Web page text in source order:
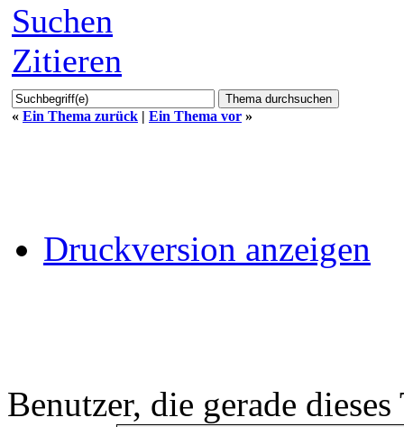
Suchen
Zitieren
« Ein Thema zurück | Ein Thema vor »
Druckversion anzeigen
Benutzer, die gerade